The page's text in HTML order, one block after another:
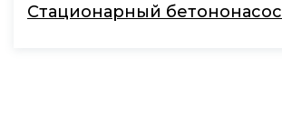
Стационарный бетононасос